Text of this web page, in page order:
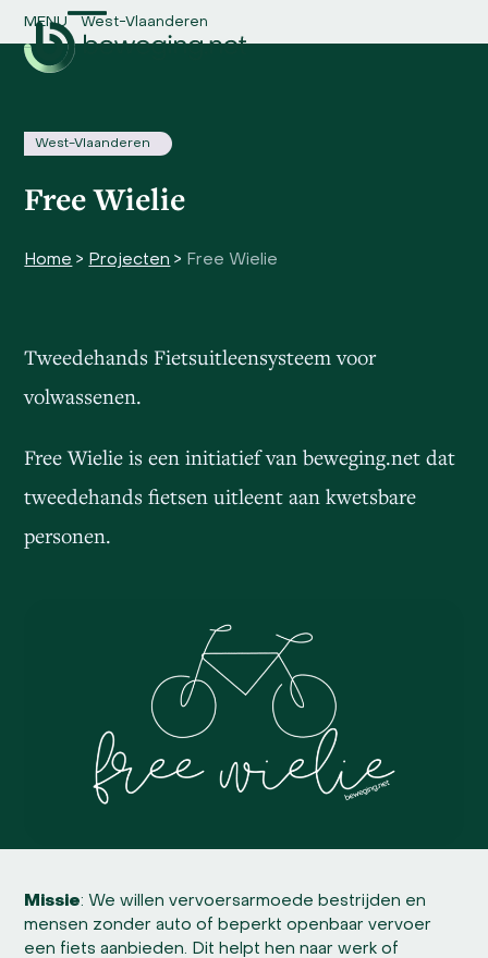
content
West-Vlaanderen
MENU
Open
Close
West-Vlaanderen
Free Wielie
Home > Projecten > Free Wielie
Tweedehands Fietsuitleensysteem voor
volwassenen.
Free Wielie is een initiatief van beweging.net dat
tweedehands fietsen uitleent aan kwetsbare
personen.
Missie: We willen vervoersarmoede bestrijden en
mensen zonder auto of beperkt openbaar vervoer
een fiets aanbieden. Dit helpt hen naar werk of